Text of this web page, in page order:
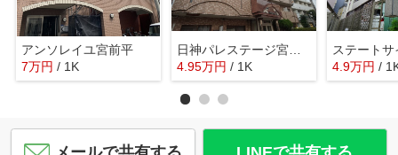
アンソレイユ宮前平
7万円 / 1K
日神パレステージ宮崎台
4.95万円 / 1K
ステート
4.9万円 /